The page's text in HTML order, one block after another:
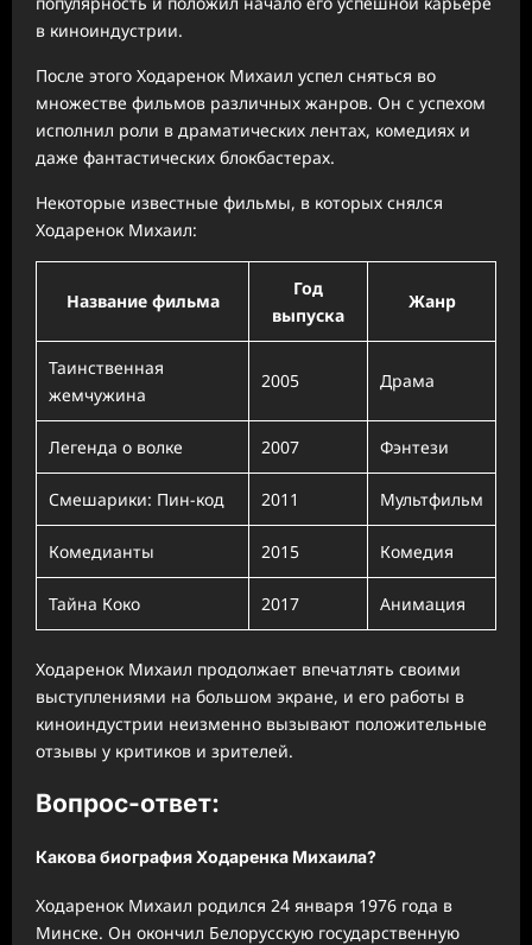
в киноиндустрии.
После этого Ходаренок Михаил успел сняться во
множестве фильмов различных жанров. Он с успехом
исполнил роли в драматических лентах, комедиях и
даже фантастических блокбастерах.
Некоторые известные фильмы, в которых снялся
Ходаренок Михаил:
Название фильма
Год
выпуска
Жанр
Таинственная
жемчужина
2005 Драма
Легенда о волке 2007 Фэнтези
Смешарики: Пин-код 2011 Мультфильм
Комедианты 2015 Комедия
Тайна Коко 2017 Анимация
Ходаренок Михаил продолжает впечатлять своими
выступлениями на большом экране, и его работы в
киноиндустрии неизменно вызывают положительные
отзывы у критиков и зрителей.
Вопрос-ответ:
Какова биография Ходаренка Михаила?
Ходаренок Михаил родился 24 января 1976 года в
Минске. Он окончил Белорусскую государственную